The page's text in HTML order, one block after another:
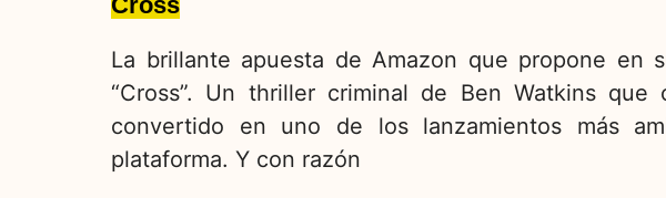
La brillante apuesta de Amazon que propone en
“Cross”. Un thriller criminal de Ben Watkins
convertido en uno de los lanzamientos más
plataforma. Y con razón